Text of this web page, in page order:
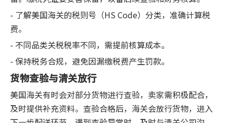
- 了解美国海关的税则号（HS Code）分类，准确计算税
费。
- 不同品类关税税率不同，需提前核算成本。
- 保持税务合规，避免因漏缴税费产生罚款。
货物查验与清关放行
美国海关有时会对部分货物进行查验，卖家需积极配合，
及时提供补充资料。查验合格后，海关会放行货物，进入